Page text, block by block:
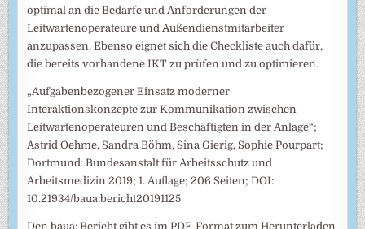
optimal an die Bedarfe und Anforderungen der
Leitwartenoperateure und Außendienstmitarbeiter
anzupassen. Ebenso eignet sich die Checkliste auch dafür,
die bereits vorhandene IKT zu prüfen und zu optimieren.
„Aufgabenbezogener Einsatz moderner
Interaktionskonzepte zur Kommunikation zwischen
Leitwartenoperateuren und Beschäftigten in der Anlage“;
Astrid Oehme, Sandra Böhm, Sina Gierig, Sophie Pourpart;
Dortmund: Bundesanstalt für Arbeitsschutz und
Arbeitsmedizin 2019; 1. Auflage; 206 Seiten; DOI:
10.21934/baua:bericht20191125
Den baua: Bericht gibt es im PDF-Format zum Herunterladen